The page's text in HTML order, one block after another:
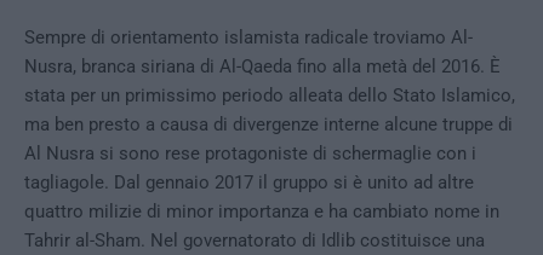
Sempre di orientamento islamista radicale troviamo Al-
Nusra, branca siriana di Al-Qaeda fino alla metà del 2016. È
stata per un primissimo periodo alleata dello Stato Islamico,
ma ben presto a causa di divergenze interne alcune truppe di
Al Nusra si sono rese protagoniste di schermaglie con i
tagliagole. Dal gennaio 2017 il gruppo si è unito ad altre
quattro milizie di minor importanza e ha cambiato nome in
Tahrir al-Sham. Nel governatorato di Idlib costituisce una